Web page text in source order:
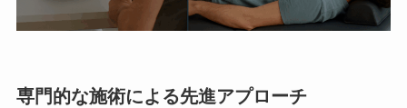
専門的な施術による先進アプローチ